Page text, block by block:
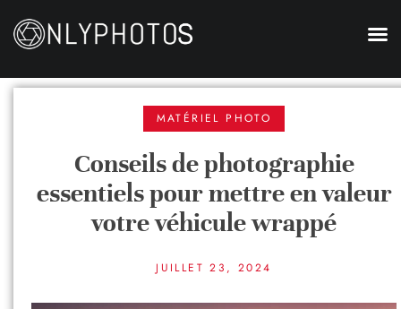
MATÉRIEL PHOTO
Conseils de photographie
essentiels pour mettre en valeur
votre véhicule wrappé
JUILLET 23, 2024